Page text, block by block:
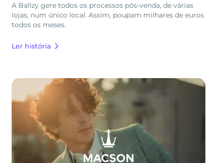
A Ballzy gere todos os processos pós-venda, de várias
lojas, num único local. Assim, poupam milhares de euros
todos os meses.
Ler história